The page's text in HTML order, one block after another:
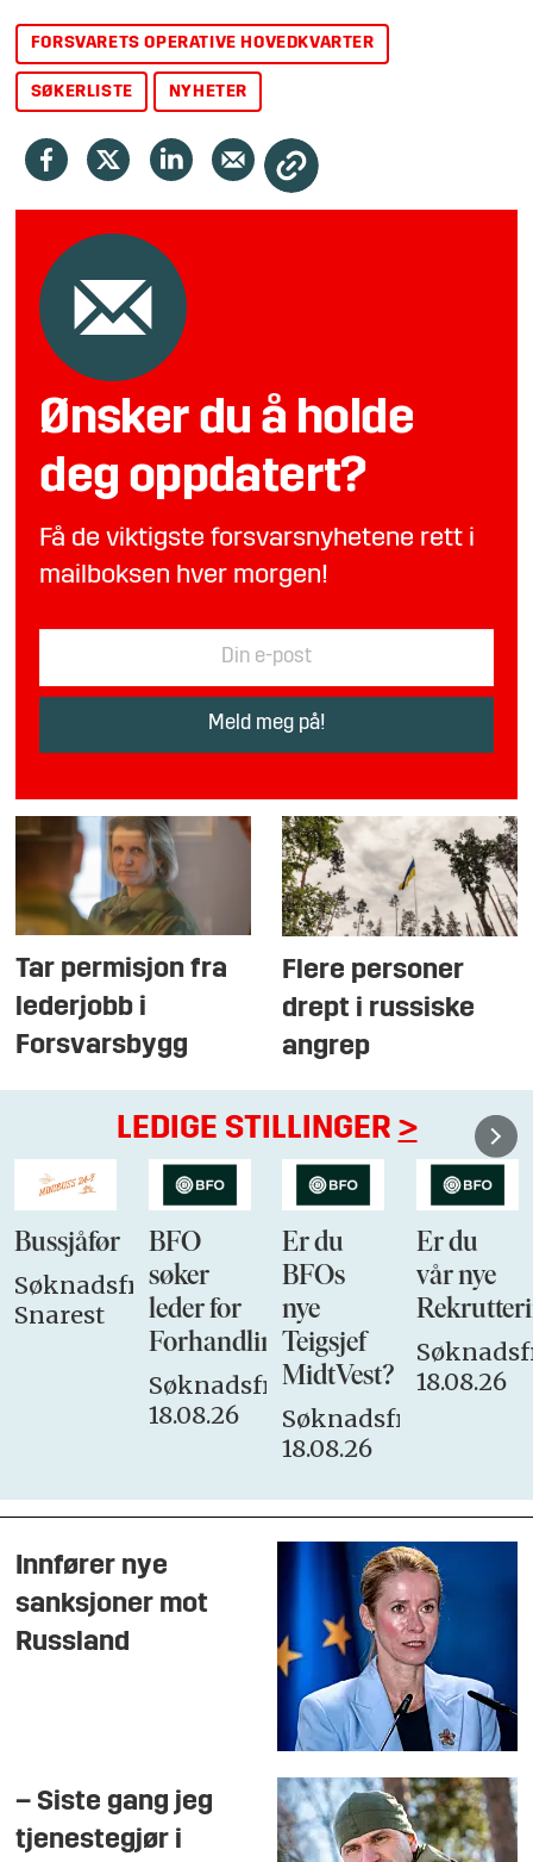
FORSVARETS OPERATIVE HOVEDKVARTER
SØKERLISTE NYHETER
Ønsker du å holde
deg oppdatert?
Få de viktigste forsvarsnyhetene rett i
mailboksen hver morgen!
Tar permisjon fra
lederjobb i
Forsvarsbygg
Flere personer
drept i russiske
angrep
LEDIGE STILLINGER >
Bussjåfør
Søknadsfrist:
Snarest
BFO
søker
leder for
Forhandlingsutvalget
Søknadsfrist:
18.08.26
Er du
BFOs
nye
Teigsjef
MidtVest?
Søknadsfrist:
18.08.26
Er du
vår nye
18.08.26
Innfører nye
sanksjoner mot
Russland
– Siste gang jeg
tjenestegjør i